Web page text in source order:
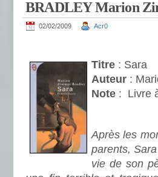
BRADLEY Marion
02/02/2009 Acr0
Titre : Sara
Auteur :
Note : Livre
Après les
parents,
vie de son